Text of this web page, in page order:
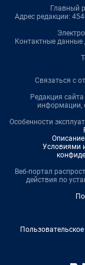
Главный
Адрес редакции:
Контактные данные
Связаться с
Редакция
информации,
Особенности
Условиями
Веб-портал
действия по